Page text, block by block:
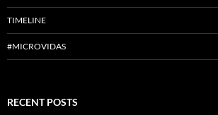
TIMELINE
#MICROVIDAS
RECENT POSTS